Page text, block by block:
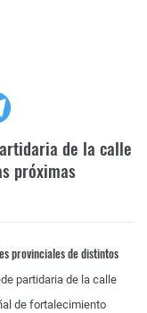
de la calle
próximas
provinciales de distintos
partidaria de la calle
de fortalecimiento